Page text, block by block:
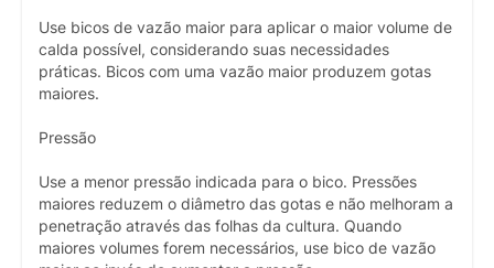
Use bicos de vazão maior para aplicar o maior volume de
calda possível, considerando suas necessidades
práticas. Bicos com uma vazão maior produzem gotas
maiores.
Pressão
Use a menor pressão indicada para o bico. Pressões
maiores reduzem o diâmetro das gotas e não melhoram a
penetração através das folhas da cultura. Quando
maiores volumes forem necessários, use bico de vazão